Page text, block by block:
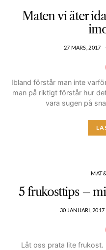
Maten vi äter
27 MARS, 2017
Ibland förstår man inte
man på riktigt förstår hur
vara sugen på
MAT
5 frukosttips –
30 JANUARI, 2017
Låt oss prata lite frukost.